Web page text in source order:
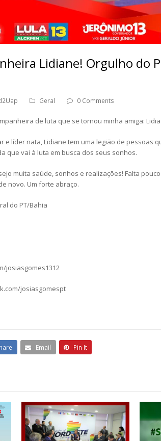
Lidiane! Orgulho do
Geral 0 Comments
de luta que se tornou minha amiga:
e líder nata, Lidiane tem uma legião de pessoas
que vai à luta em busca dos seus sonhos.
muita saúde, sonhos e realizações! Falta
novo. Um forte abraço.
do PT/Bahia
josiasgomes1312
josiasgomespt
Email Pin It